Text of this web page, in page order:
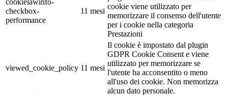
cookielawinfo-
checkbox-
performance
11 mesi
cookie viene utilizzato per
memorizzare il consenso dell'utente
per i cookie nella categoria
Prestazioni
viewed_cookie_policy 11 mesi
Il cookie è impostato dal plugin
GDPR Cookie Consent e viene
utilizzato per memorizzare se
l'utente ha acconsentito o meno
all'uso dei cookie. Non memorizza
alcun dato personale.